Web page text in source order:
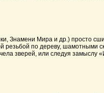
Мира и др.) просто
резьбой по дереву, шамотными
зверей, или следуя